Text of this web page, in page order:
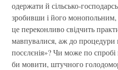
одержати й сільсько-
зробивши і його
це переконливо свідчить
мавпувалися, аж до процедури
посєлєнія»? Чи може по
би мовити, штучного